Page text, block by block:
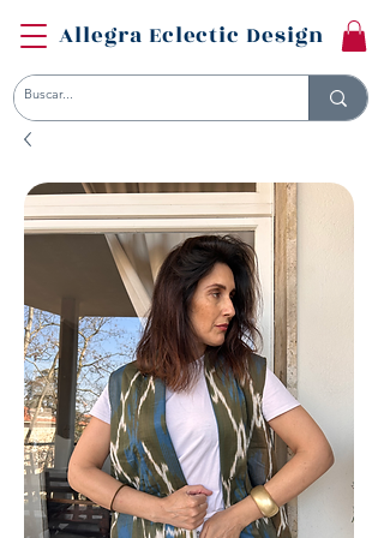
Allegra Eclectic Design